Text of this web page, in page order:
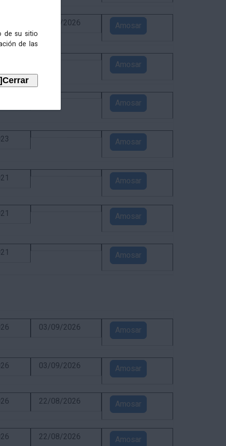
de su sitio
de las
24/08/2026 Amosar
Amosar
Amosar
Amosar
Amosar
Amosar
Amosar
03/09/2026 Amosar
03/09/2026 Amosar
22/08/2026 Amosar
22/08/2026 Amosar